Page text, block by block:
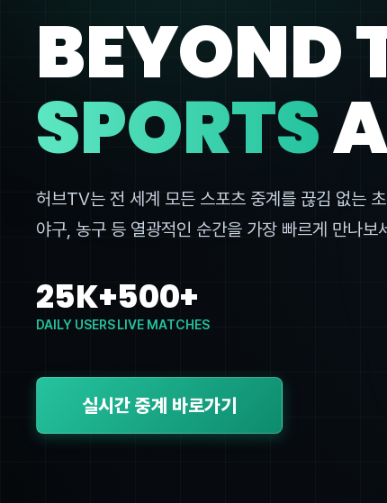
BEYOND
SPORTS
허브TV는 전 세계 모든 스포츠 중계를 끊김 없는
야구, 농구 등 열광적인 순간을 가장 빠르게 만나보
25K+
DAILY USERS
500+
LIVE MATCHES
실시간 중계 바로가기